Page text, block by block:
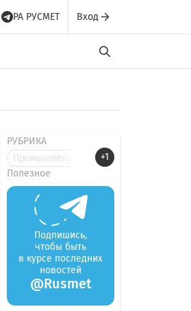
РА РУСМЕТ Вход
РУБРИКА
Промышленные новости
+1
Полезное
Подпишись,
чтобы быть
в курсе последних
новостей
@Rusmet